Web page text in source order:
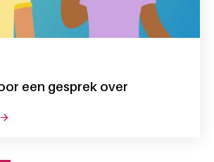
een gesprek over
over 8 starters voor een gesprek over